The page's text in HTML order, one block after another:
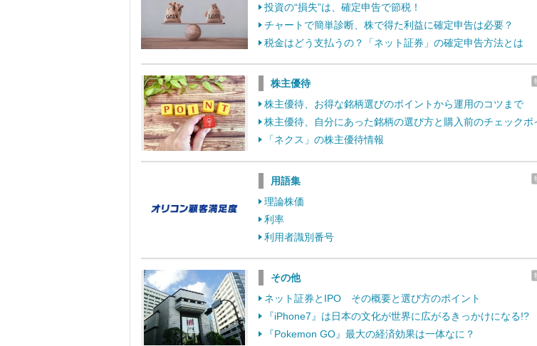
投資の“損失”は、確定申告で節税！
チャートで簡単診断、株で得た利益に確定申告は必要？
税金はどう支払うの？「ネット証券」の確定申告方法とは
株主優待
株主優待、お得な銘柄選びのポイントから運用のコツまで
株主優待、自分にあった銘柄の選び方と購入前のチェックポ
「ネクス」の株主優待情報
用語集
理論株価
利率
利用者識別番号
その他
ネット証券とIPO その概要と選び方のポイント
『iPhone7』は日本の文化が世界に広がるきっかけになる!?
『Pokemon GO』最大の経済効果は一体なに？